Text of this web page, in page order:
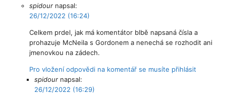
spidour napsal:
26/12/2022 (16:24)
Celkem prdel, jak má komentátor blbě napsaná čísla a
prohazuje McNeila s Gordonem a nenechá se rozhodit ani
jmenovkou na zádech.
Pro vložení odpovědi na komentář se musíte přihlásit
spidour napsal:
26/12/2022 (16:29)